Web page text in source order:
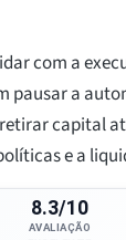
com a
pausar a
capital
e a
8.3/10
AVALIAÇÃO